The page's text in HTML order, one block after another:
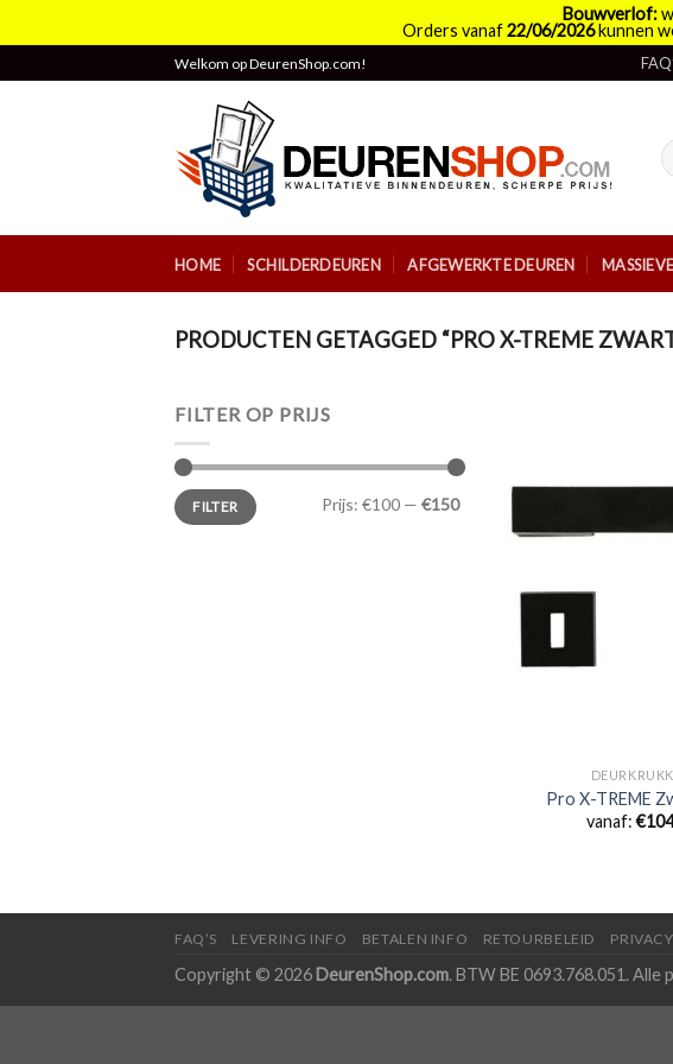
Bouwverlof:
Orders vanaf22/06/2026kunnen
to
Welkom op DeurenShop.com!
HOME SCHILDERDEUREN AFGEWERKTE DEUREN
PRODUCTEN GETAGGED “PRO X-TREME
FILTER OP PRIJS
Min.
prijs
Max.
prijsFILTER Prijs: €100 — €150
Pro X-TREME
vanaf:€
FAQ’S LEVERING INFO BETALEN INFO RETOURBELEID PRIVACY
Copyright © 2026 DeurenShop.com. BTW BE 0693.768.051.